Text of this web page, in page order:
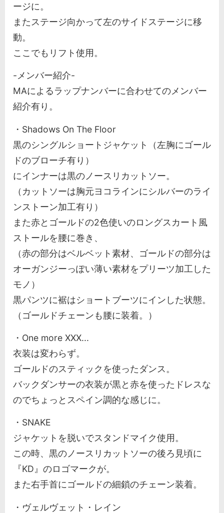
ージに。
またステージ向かって左のサイドステージに移
動。
ここでもリフト使用。
-メンバー紹介-
MAによるラップナンバーに合わせてのメンバー
紹介有り。
・Shadows On The Floor
黒のシングルショートジャケット（左胸にゴール
ドのブローチ有り）
にインナーは黒のノースリカットソー。
（カットソーは胸元ヨコラインにシルバーのライ
ンストーン加工有り）
また赤とゴールドの2色使いのロングスカート風
ストールを腰に巻き、
（赤の部分はベルベット素材、ゴールドの部分は
オーガンジーっぽい薄い素材をプリーツ加工した
モノ）
黒パンツに裾はショートブーツにインした状態。
（ゴールドチェーンも腰に装着。）
・One more XXX...
衣装は変わらず。
ゴールドのスティックを使ったダンス。
バックダンサーの衣装が黒と赤を使ったドレスな
のでちょっとスペイン調的な感じに。
・SNAKE
ジャケットを脱いでスタンドマイク使用。
この時、黒のノースリカットソーの後ろ見頃に
『KD』のロゴマークが。
また右手首にゴールドの細鎖のチェーン装着。
・ヴェルヴェット・レイン